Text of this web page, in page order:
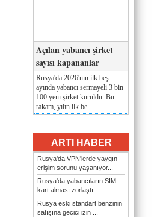
Açılan yabancı şirket
sayısı kapananlar
Rusya'da 2026'nın ilk beş
ayında yabancı sermayeli 3 bin
100 yeni şirket kuruldu. Bu
rakam, yılın ilk be...
ARTI HABER
Rusya'da VPN'lerde yaygın
erişim sorunu yaşanıyor...
Rusya'da yabancıların SIM
kart alması zorlaştı...
Rusya eski standart benzinin
satışına geçici izin ...